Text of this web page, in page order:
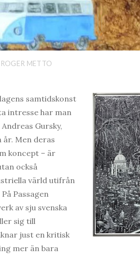
ROGER METTO
samtidskonst
intresse har man
Gursky,
år. Men deras
koncept – är
också
värld utifrån
Passagen
av sju svenska
sig till
just en kritisk
mer än bara